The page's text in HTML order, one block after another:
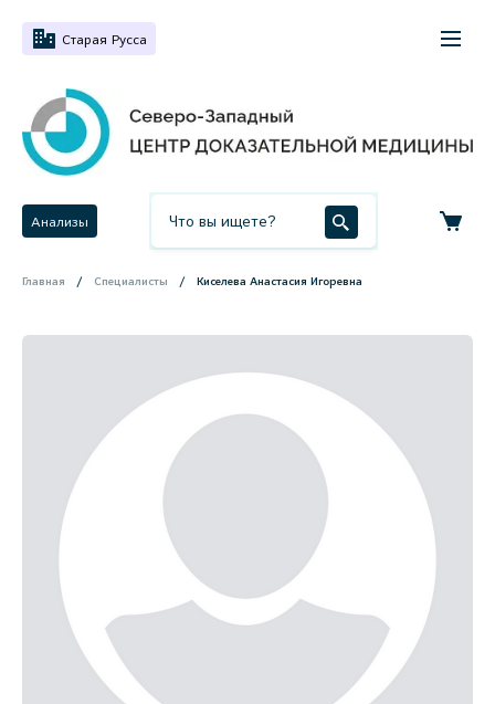
Старая Русса
Анализы
Главная Специалисты Киселева Анастасия Игоревна